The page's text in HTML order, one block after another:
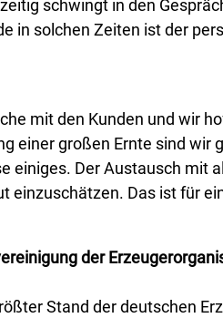
schwingt in den
in solchen Zeiten ist der
mit den Kunden und wir
einer großen Ernte sind wir
einiges. Der Austausch mit
einzuschätzen. Das ist für
der
Stand der deutschen